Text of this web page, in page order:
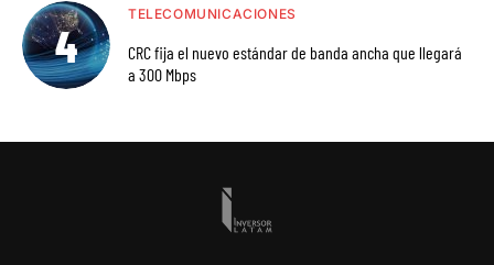
TELECOMUNICACIONES
CRC fija el nuevo estándar de banda ancha que llegará
a 300 Mbps